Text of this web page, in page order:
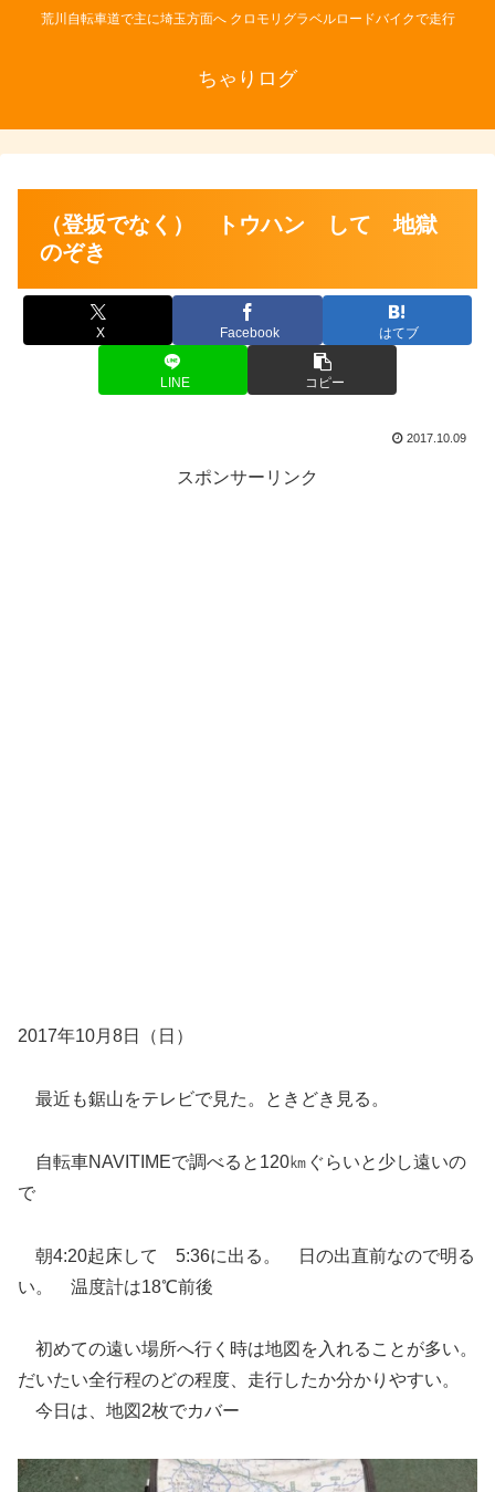
荒川自転車道で主に埼玉方面へ クロモリグラベルロードバイクで走行
ちゃりログ
（登坂でなく） トウハン して 地獄
のぞき
X Facebook はてブ
LINE コピー
2017.10.09
スポンサーリンク
2017年10月8日（日）
最近も鋸山をテレビで見た。ときどき見る。
自転車NAVITIMEで調べると120㎞ぐらいと少し遠いの
で
朝4:20起床して 5:36に出る。 日の出直前なので明る
い。 温度計は18℃前後
初めての遠い場所へ行く時は地図を入れることが多い。
だいたい全行程のどの程度、走行したか分かりやすい。
今日は、地図2枚でカバー